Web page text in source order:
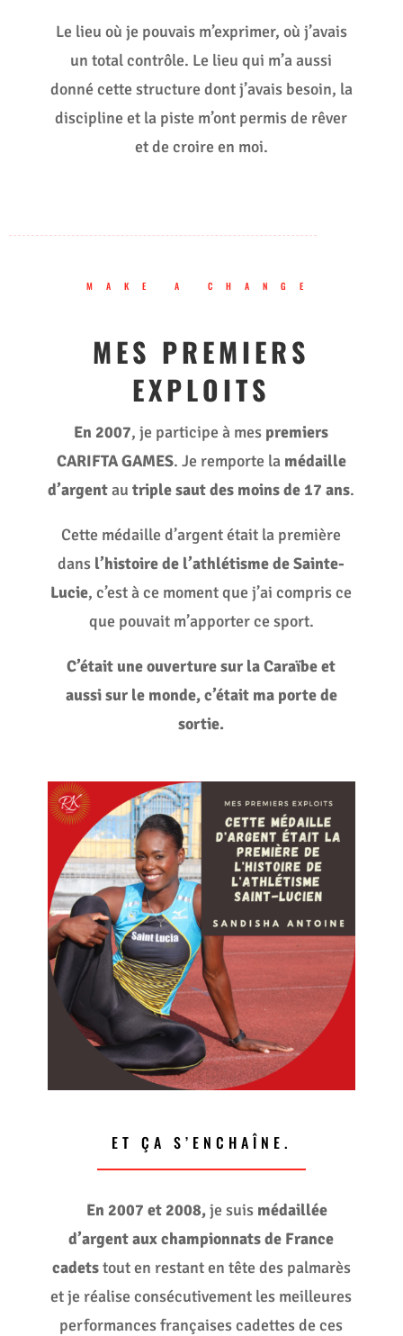
Le lieu où je pouvais m’exprimer, où j’avais
un total contrôle. Le lieu qui m’a aussi
donné cette structure dont j’avais besoin, la
discipline et la piste m’ont permis de rêver
et de croire en moi.
MAKE A CHANGE
MES PREMIERS
EXPLOITS
En 2007, je participe à mes premiers
CARIFTA GAMES. Je remporte la médaille
d’argentau triple saut des moins de 17 ans.
Cette médaille d’argent était la première
dans l’histoire de l’athlétisme de Sainte-
Lucie, c’est à ce moment que j’ai compris ce
que pouvait m’apporter ce sport.
C’était une ouverture sur la Caraïbe et
aussi sur le monde, c’était ma porte de
sortie.
ET ÇA S’ENCHAÎNE.
En 2007 et 2008,je suis médaillée
d’argent aux championnats de France
cadetstout en restant en tête des palmarès
et je réalise consécutivement les meilleures
performances françaises cadettes de ces